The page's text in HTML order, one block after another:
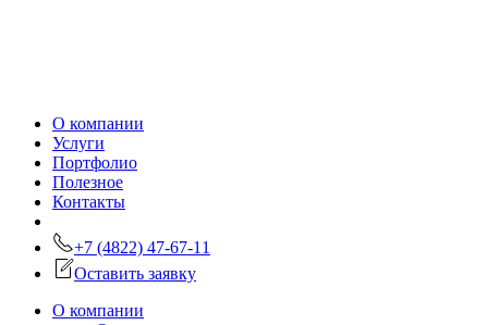
О компании
Услуги
Портфолио
Полезное
Контакты
+7 (4822) 47-67-11
Оставить заявку
О компании